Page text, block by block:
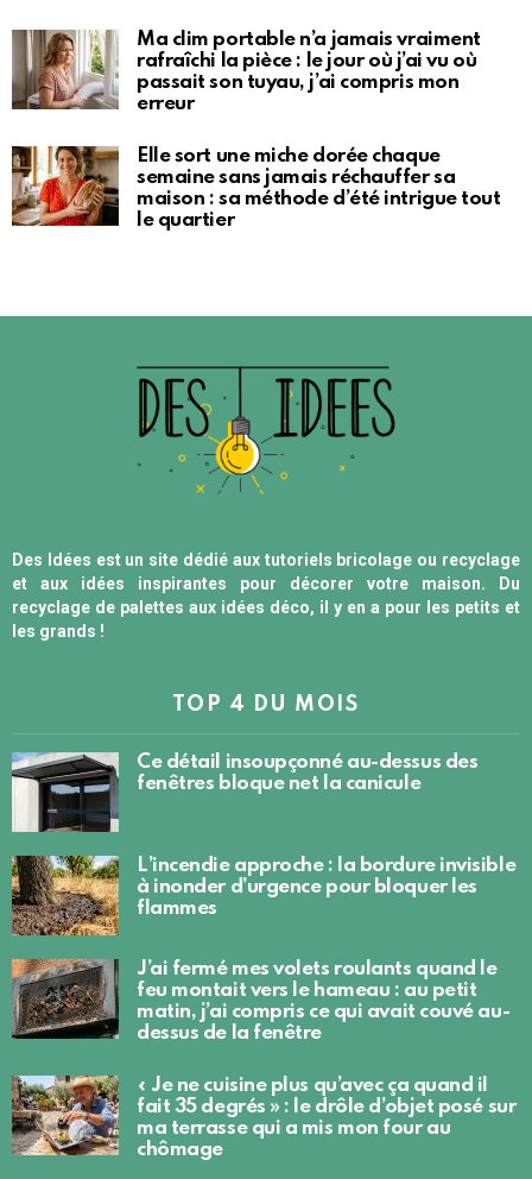
Ma clim portable n’a jamais vraiment
rafraîchi la pièce : le jour où j’ai vu où
passait son tuyau, j’ai compris mon
erreur
Elle sort une miche dorée chaque
semaine sans jamais réchauffer sa
maison : sa méthode d’été intrigue tout
le quartier
Des Idées est un site dédié aux tutoriels bricolage ou recyclage
et aux idées inspirantes pour décorer votre maison. Du
recyclage de palettes aux idées déco, il y en a pour les petits et
les grands !
TOP 4 DU MOIS
Ce détail insoupçonné au-dessus des
fenêtres bloque net la canicule
L’incendie approche : la bordure invisible
à inonder d’urgence pour bloquer les
flammes
J’ai fermé mes volets roulants quand le
feu montait vers le hameau : au petit
matin, j’ai compris ce qui avait couvé au-
dessus de la fenêtre
« Je ne cuisine plus qu’avec ça quand il
fait 35 degrés » : le drôle d’objet posé sur
ma terrasse qui a mis mon four au
chômage